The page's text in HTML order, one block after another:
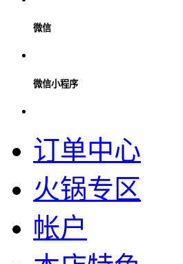
微信
微信小程序
订单中心
火锅专区
帐户